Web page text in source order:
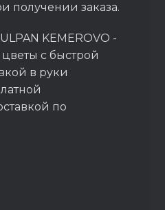
получении заказа.
KEMEROVO -
с быстрой
в руки
по